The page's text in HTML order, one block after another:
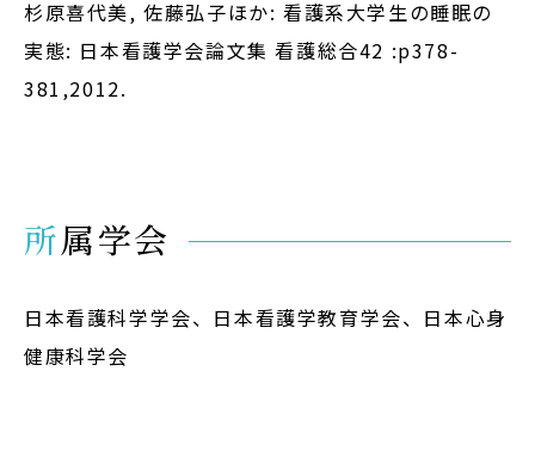
杉原喜代美, 佐藤弘子ほか: 看護系大学生の睡眠の
実態: 日本看護学会論文集 看護総合42 :p378-
381,2012.
所属学会
日本看護科学学会、日本看護学教育学会、日本心身
健康科学会